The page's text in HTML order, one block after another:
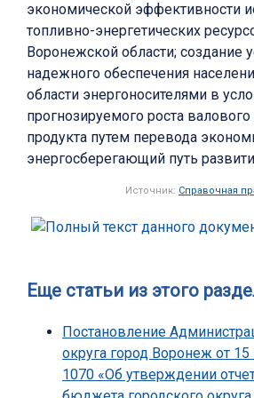
экономической эффективности
топливно-энергетических
Воронежской области; создание
надежного обеспечения
области энергоносителями в
прогнозируемого роста
продукта путем перевода
энергосберегающий путь
Источник: Справочная
Еще статьи из этого
Постановление
округа город Воронеж от 15
1070 «Об утверждении